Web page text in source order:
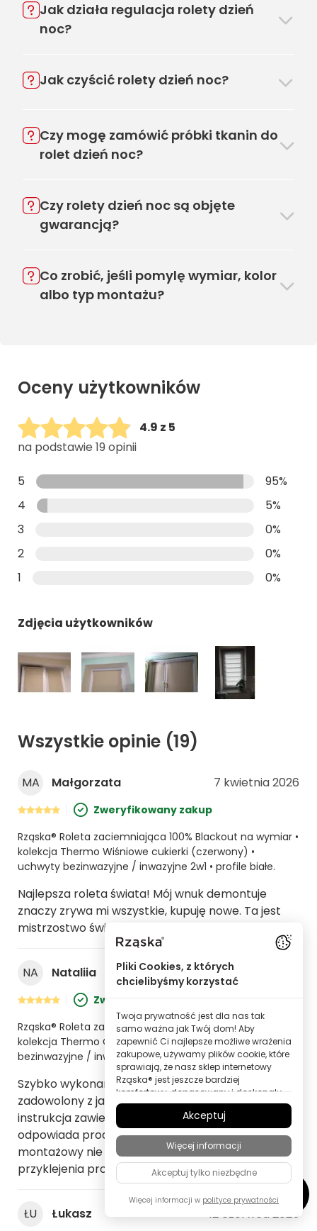
Jak działa regulacja rolety dzień
noc?
Jak czyścić rolety dzień noc?
Czy mogę zamówić próbki tkanin do
rolet dzień noc?
Czy rolety dzień noc są objęte
gwarancją?
Co zrobić, jeśli pomylę wymiar, kolor
albo typ montażu?
Oceny użytkowników
4.9 z 5
na podstawie 19 opinii
5
95%
4
5%
3
0%
2
0%
1
0%
Zdjęcia użytkowników
Wszystkie opinie (19)
MA Małgorzata 7 kwietnia 2026
Zweryfikowany zakup
Rząska® Roleta zaciemniająca 100% Blackout na wymiar •
kolekcja Thermo Wiśniowe cukierki (czerwony) •
uchwyty bezinwazyjne / inwazyjne 2w1 • profile białe.
Najlepsza roleta świata! Mój wnuk demontuje
znaczy zrywa mi wszystkie, kupuję nowe. Ta jest
mistrzostwo świata! Polecam
NA Nataliia 10 września 2025
Zweryfikowany zakup
Rząska® Roleta zaciemniająca 100% Blackout na wymiar •
kolekcja Thermo Ciemny orzech (brązowy) • uchwyty
bezinwazyjne / inwazyjne 2w1 • profile białe.
Szybko wykonane i dostarczone. Jestem
zadowolony z jakości. Jedynym minusem jest to, że
instrukcja zawiera link do filmu, który nie
odpowiada produktowi. Ponadto zestaw
montażowy nie zawiera taśmy dwustronnej do
przyklejenia prowadnic łańcucha.
ŁU Łukasz 12 czerwca 2025
Pliki Cookies, z których
chcielibyśmy korzystać
Twoja prywatność jest dla nas tak
samo ważna jak Twój dom! Aby
zapewnić Ci najlepsze możliwe wrażenia
zakupowe, używamy plików cookie, które
sprawiają, że nasz sklep internetowy
Rząska® jest jeszcze bardziej
komfortowy, dopasowany i doskonały
dla Ciebie – wszystko po to, abyś mógł
odkrywać produkty marki Rząska® w
najwyższej jakości.
Niektóre z tych plików cookie są
niezbędne, aby nasz sklep Rząska®
działał niezawodnie; inne pozwalają
nam personalizować treści i reklamy
zgodnie z Twoimi zainteresowaniami
Akceptuj
Więcej informacji
Akceptuj tylko niezbędne
Więcej informacji w polityce prywatności